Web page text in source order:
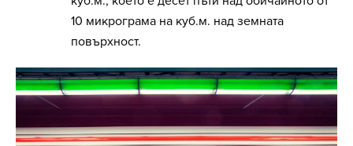
10 микрограма на куб.м. над земната
повърхност.